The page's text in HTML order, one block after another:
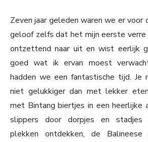
Zeven jaar geleden waren we er voor
geloof zelfs dat het mijn eerste verre
ontzettend naar uit en wist eerlijk
goed wat ik ervan moest
hadden we een fantastische tijd. Je
niet gelukkiger dan met lekker
met Bintang biertjes in een heerlijke
slippers door dorpjes en stadjes
plekken ontdekken, de